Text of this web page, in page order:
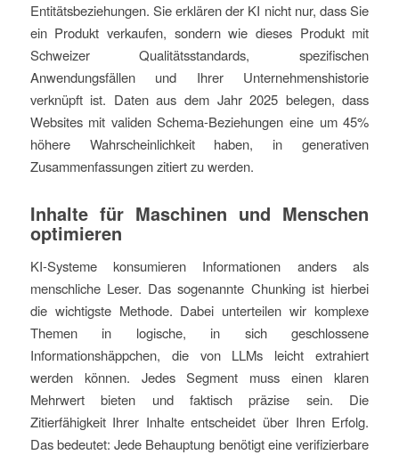
Entitätsbeziehungen. Sie erklären der KI nicht nur, dass Sie
ein Produkt verkaufen, sondern wie dieses Produkt mit
Schweizer Qualitätsstandards, spezifischen
Anwendungsfällen und Ihrer Unternehmenshistorie
verknüpft ist. Daten aus dem Jahr 2025 belegen, dass
Websites mit validen Schema-Beziehungen eine um 45%
höhere Wahrscheinlichkeit haben, in generativen
Zusammenfassungen zitiert zu werden.
Inhalte für Maschinen und Menschen
optimieren
KI-Systeme konsumieren Informationen anders als
menschliche Leser. Das sogenannte Chunking ist hierbei
die wichtigste Methode. Dabei unterteilen wir komplexe
Themen in logische, in sich geschlossene
Informationshäppchen, die von LLMs leicht extrahiert
werden können. Jedes Segment muss einen klaren
Mehrwert bieten und faktisch präzise sein. Die
Zitierfähigkeit Ihrer Inhalte entscheidet über Ihren Erfolg.
Das bedeutet: Jede Behauptung benötigt eine verifizierbare